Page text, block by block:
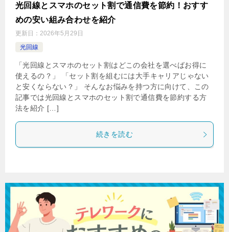
光回線とスマホのセット割で通信費を節約！おすす
めの安い組み合わせを紹介
更新日： 2026年5月29日
光回線
「光回線とスマホのセット割はどこの会社を選べばお得に
使えるの？」 「セット割を組むには大手キャリアじゃない
と安くならない？」 そんなお悩みを持つ方に向けて、この
記事では光回線とスマホのセット割で通信費を節約する方
法を紹介 […]
続きを読む